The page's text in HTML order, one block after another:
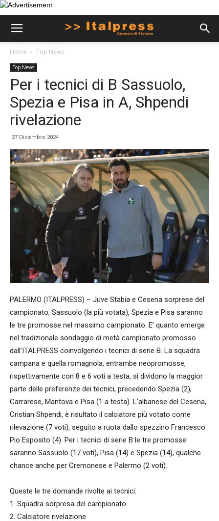
Home Top News
Top News
Per i tecnici di B Sassuolo,
Spezia e Pisa in A, Shpendi
rivelazione
27 Dicembre 2024
PALERMO (ITALPRESS) – Juve Stabia e Cesena sorprese del
campionato, Sassuolo (la più votata), Spezia e Pisa saranno
le tre promosse nel massimo campionato. E’ quanto emerge
nel tradizionale sondaggio di metà campionato promosso
dall’ITALPRESS coinvolgendo i tecnici di serie B. La squadra
campana e quella romagnola, entrambe neopromosse,
rispettivamente con 8 e 6 voti a testa, si dividono la maggior
parte delle preferenze dei tecnici, precedendo Spezia (2),
Carrarese, Mantova e Pisa (1 a testa). L’albanese del Cesena,
Cristian Shpendi, è risultato il calciatore più votato come
rilevazione (7 voti), seguito a ruota dallo spezzino Francesco
Pio Esposito (4). Per i tecnici di serie B le tre promosse
saranno Sassuolo (17 voti), Pisa (14) e Spezia (14), qualche
chance anche per Cremonese e Palermo (2 voti).
Queste le tre domande rivolte ai tecnici:
1. Squadra sorpresa del campionato
2. Calciatore rivelazione